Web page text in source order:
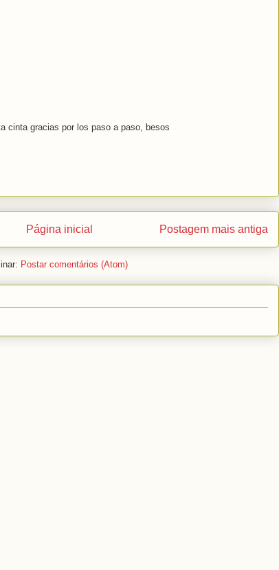
cinta gracias por los paso a paso, besos
Postagem mais antiga
Página inicial
Postar comentários (Atom)